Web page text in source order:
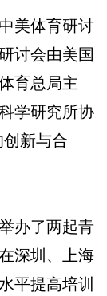
美体育研讨
讨会由美国
育总局主
学研究所协
新与合
办了两起青
深圳、上海
平提高培训